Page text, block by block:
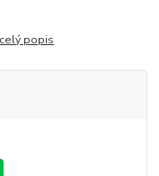
celý popis